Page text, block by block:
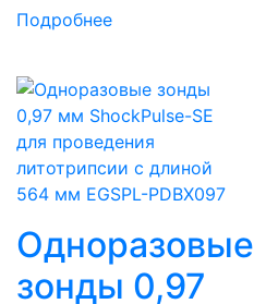
Подробнее
Одноразовые
зонды 0,97